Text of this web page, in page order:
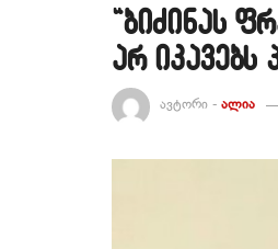
“ბიძინას
არ იკავებს
ავტორი - ალია